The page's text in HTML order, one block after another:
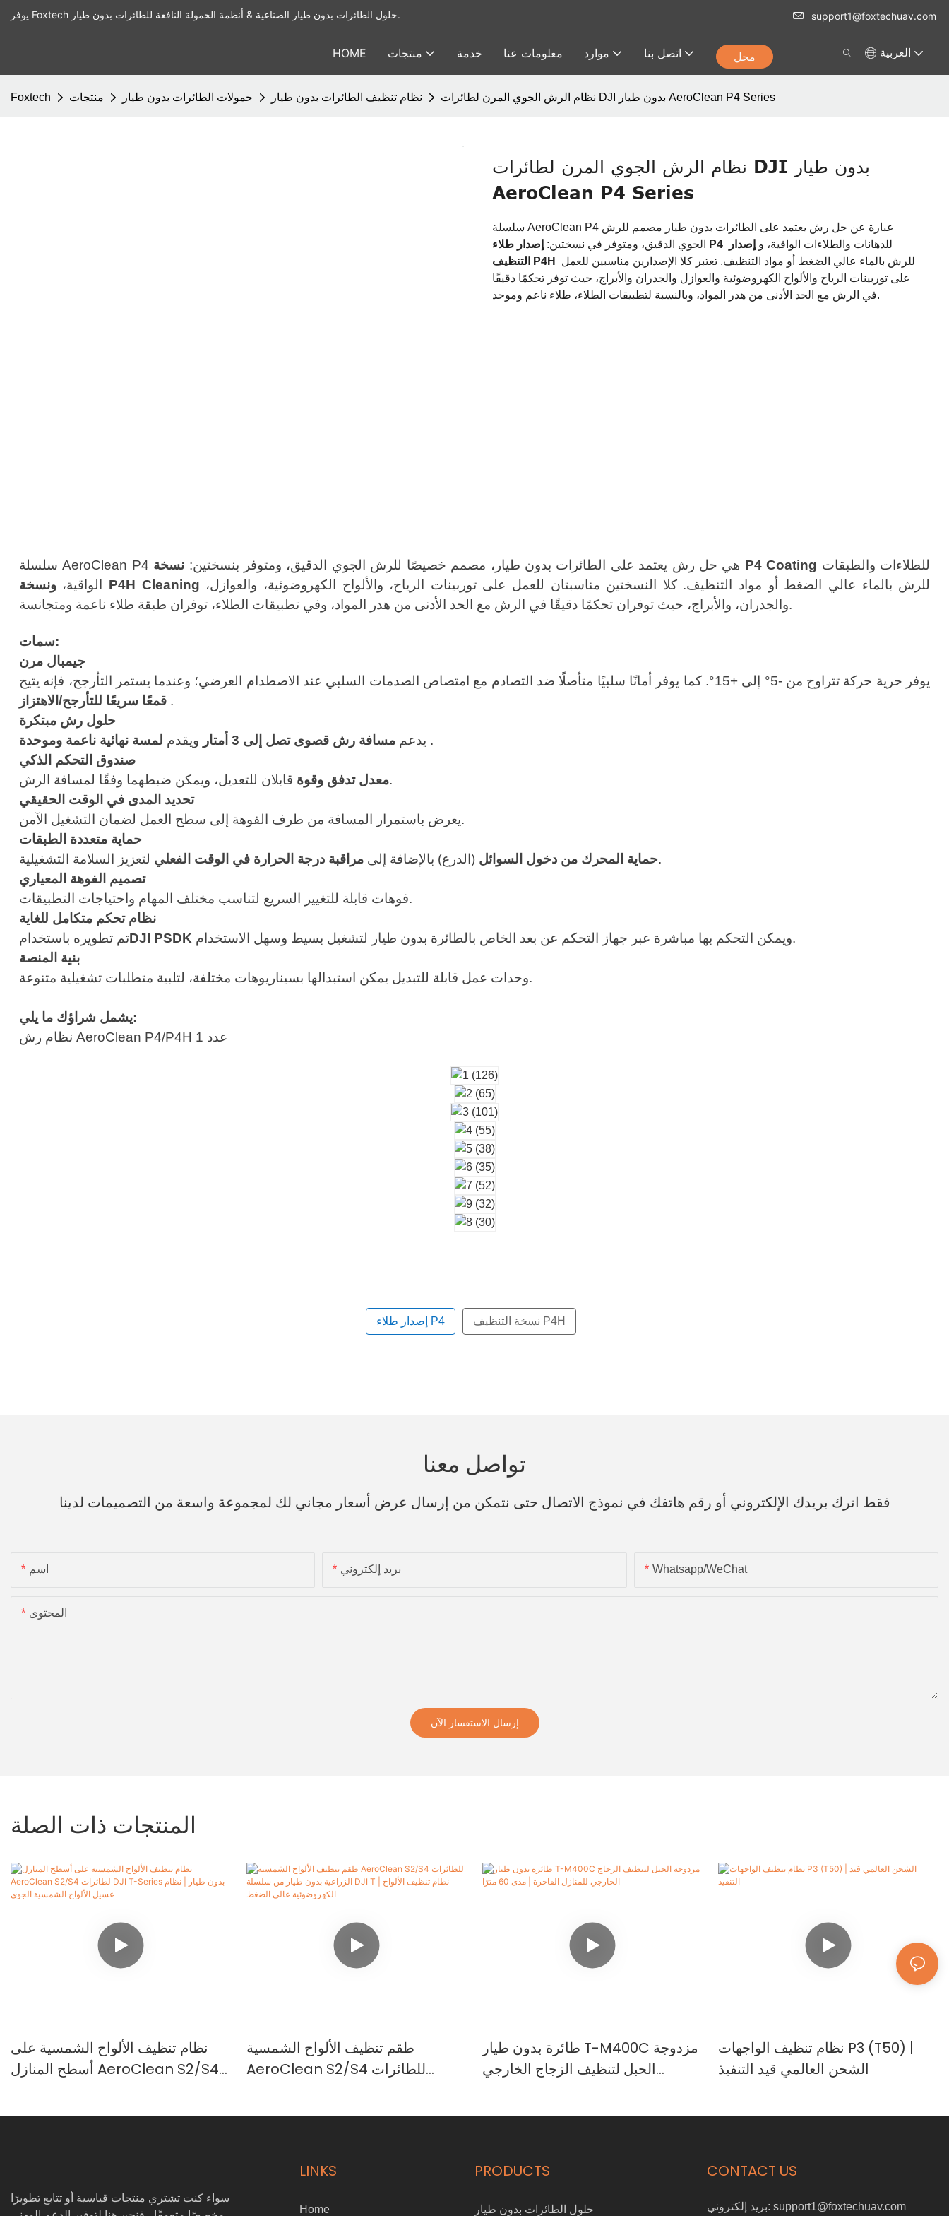
يوفر Foxtech حلول الطائرات بدون طيار الصناعية & أنظمة الحمولة النافعة للطائرات بدون طيار. support1@foxtechuav.com
HOME منتجات خدمة معلومات عنا موارد اتصل بنا محل العربية
Foxtech منتجات حمولات الطائرات بدون طيار نظام تنظيف الطائرات بدون طيار نظام الرش الجوي المرن لطائرات DJI بدون طيار AeroClean P4 Series
نظام الرش الجوي المرن لطائرات DJI بدون طيار
AeroClean P4 Series
سلسلة AeroClean P4 عبارة عن حل رش يعتمد على الطائرات بدون طيار مصمم للرش
الجوي الدقيق، ومتوفر في نسختين:
إصدار طلاء P4 للدهانات والطلاءات الواقية، و إصدار
التنظيف P4H
على توربينات الرياح والألواح الكهروضوئية والعوازل والجدران والأبراج، حيث توفر تحكمًا دقيقًا
في الرش مع الحد الأدنى من هدر المواد، وبالنسبة لتطبيقات الطلاء، طلاء ناعم وموحد.
سلسلة AeroClean P4 هي حل رش يعتمد على الطائرات بدون طيار، مصمم خصيصًا للرش الجوي الدقيق، ومتوفر بنسختين: نسخة P4 Coating
الواقية،
ونسخة P4H Cleaning
والجدران، والأبراج، حيث توفران تحكمًا دقيقًا في الرش مع الحد الأدنى من هدر المواد، وفي تطبيقات الطلاء، توفران طبقة طلاء ناعمة ومتجانسة.
سمات:
جيمبال مرن
يوفر حرية حركة تتراوح من -5° إلى +15°. كما يوفر أمانًا سلبيًا متأصلًا ضد التصادم مع امتصاص الصدمات السلبي عند الاصطدام العرضي؛ وعندما يستمر التأرجح، فإنه يتيح
قمعًا سريعًا للتأرجح/الاهتزاز.
حلول رش مبتكرة
يدعممسافة رش قصوى تصل إلى 3 أمتار ويقدم لمسة نهائية ناعمة وموحدة
.
صندوق التحكم الذكي
معدل تدفق وقوة
قابلان للتعديل، ويمكن ضبطهما وفقًا لمسافة الرش.
تحديد المدى في الوقت الحقيقي
يعرض باستمرار المسافة من طرف الفوهة إلى سطح العمل لضمان التشغيل الآمن.
حماية متعددة الطبقات
حماية المحرك من دخول السوائل (الدرع) بالإضافة إلىمراقبة درجة الحرارة في الوقت الفعلي
لتعزيز السلامة التشغيلية.
تصميم الفوهة المعياري
فوهات قابلة للتغيير السريع لتناسب مختلف المهام واحتياجات التطبيقات.
نظام تحكم متكامل للغاية
تم تطويره باستخدامDJI PSDK
ويمكن التحكم بها مباشرة عبر جهاز التحكم عن بعد الخاص بالطائرة بدون طيار لتشغيل بسيط وسهل الاستخدام.
بنية المنصة
وحدات عمل قابلة للتبديل يمكن استبدالها بسيناريوهات مختلفة، لتلبية متطلبات تشغيلية متنوعة.
يشمل شراؤك ما يلي:
نظام رش AeroClean P4/P4H عدد 1
إصدار طلاء P4 نسخة التنظيف P4H
تواصل معنا
فقط اترك بريدك الإلكتروني أو رقم هاتفك في نموذج الاتصال حتى نتمكن من إرسال عرض أسعار مجاني لك لمجموعة واسعة من التصميمات لدينا
اسم بريد إلكتروني Whatsapp/WeChat
المحتوى
إرسال الاستفسار الآن
المنتجات ذات الصلة
نظام تنظيف الألواح الشمسية على
أسطح المنازل AeroClean S2/S4
نظام غسيل الألواح الشمسية الجوي
طقم تنظيف الألواح الشمسية
AeroClean S2/S4 للطائرات
| نظام تنظيف الألواح الكهروضوئية
طائرة بدون طيار T-M400C مزدوجة
الحبل لتنظيف الزجاج الخارجي
نظام تنظيف الواجهات P3 (T50) |
الشحن العالمي قيد التنفيذ
سواء كنت تشتري منتجات قياسية أو تتابع تطويرًا
LINKS
Home
PRODUCTS
حلول الطائرات بدون طيار
CONTACT US
بريد إلكتروني: support1@foxtechuav.com